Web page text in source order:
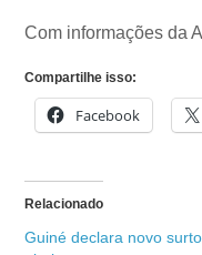
Com informações da
Compartilhe isso:
Facebook
Relacionado
Guiné declara novo